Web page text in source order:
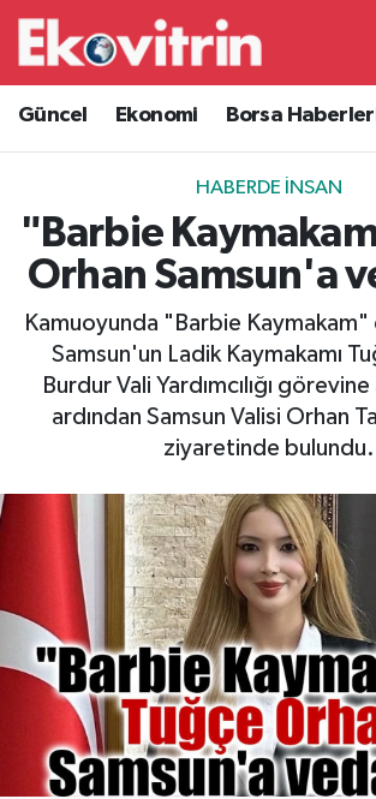
Güncel Ekonomi Borsa
HABERDE İNSAN
"Barbie
Orhan Samsun'a
Kamuoyunda "Barbie Kaymakam"
Samsun'un Ladik Kaymakamı
Burdur Vali Yardımcılığı görevine
ardından Samsun Valisi Orhan
ziyaretinde bulundu.
Güncel
Ekonomi
Borsa Haberleri
İş Dünyası
Lojistik
Otovitrin
Magazin
Gayrimenkul
Spor
Eğitim
Hava Durumu
Trafik Durumu
Süper Lig Puan Durumu ve
Tüm Manşetler
Son Dakika Haberleri
Haber Arşivi